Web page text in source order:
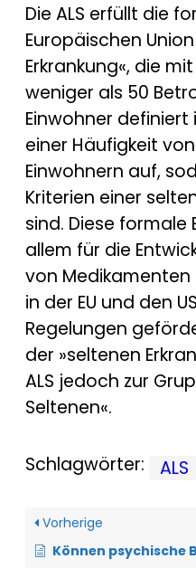
Die ALS erfüllt die
Europäischen
Erkrankung«, die
weniger als 50
Einwohner definiert
einer Häufigkeit
Einwohnern auf,
Kriterien einer
sind. Diese
allem für die
von Medikamenten
in der EU und den
Regelungen
der »seltenen
ALS jedoch zur
Seltenen«.
Schlagwörter: ALS
Vorherige
Können psychische